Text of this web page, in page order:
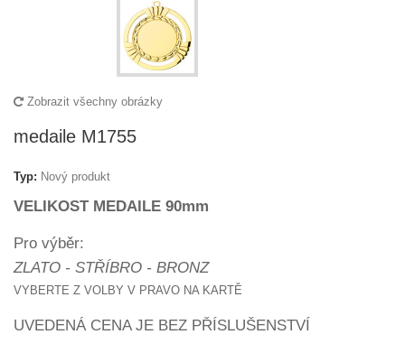
Zobrazit všechny obrázky
medaile M1755
Typ: Nový produkt
VELIKOST MEDAILE 90mm
Pro výběr:
ZLATO - STŘÍBRO - BRONZ
VYBERTE Z VOLBY V PRAVO NA KARTĚ
UVEDENÁ CENA JE BEZ PŘÍSLUŠENSTVÍ